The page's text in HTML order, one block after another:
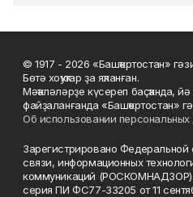
© 1917 - 2026 «Башҡортостан»
Бөтә хоҡуҡтар ҙа яҡланған.
Мәҡәләләрҙе күсереп баҫҡанда,
файҙаланғанда «Башҡортостан»
Об использовании персональных
Зарегистрировано
связи, информационных
коммуникаций (РОСКОМНАДЗОР).
серия ПИ ФС77-33205 от 11